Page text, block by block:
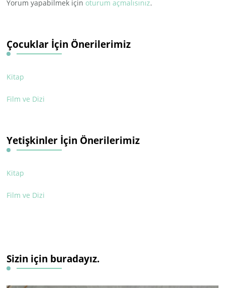
Yorum yapabilmek için oturum açmalısınız.
Çocuklar İçin Önerilerimiz
Kitap
Film ve Dizi
Yetişkinler İçin Önerilerimiz
Kitap
Film ve Dizi
Sizin için buradayız.